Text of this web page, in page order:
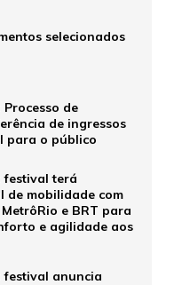
selecionados
Processo de
de ingressos
para o público
festival terá
de mobilidade com
e BRT para
e agilidade aos
festival anuncia